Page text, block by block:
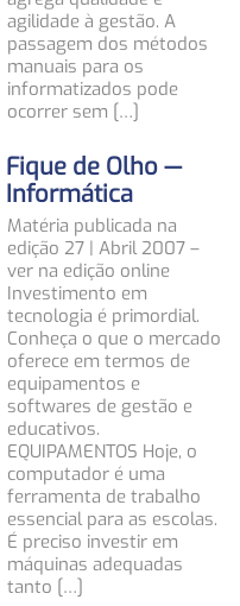
agilidade à gestão. A
passagem dos métodos
manuais para os
informatizados pode
ocorrer sem […]
Fique de Olho —
Informática
Matéria publicada na
edição 27 | Abril 2007 –
ver na edição online
Investimento em
tecnologia é primordial.
Conheça o que o mercado
oferece em termos de
equipamentos e
softwares de gestão e
educativos.
EQUIPAMENTOS Hoje, o
computador é uma
ferramenta de trabalho
essencial para as escolas.
É preciso investir em
máquinas adequadas
tanto […]